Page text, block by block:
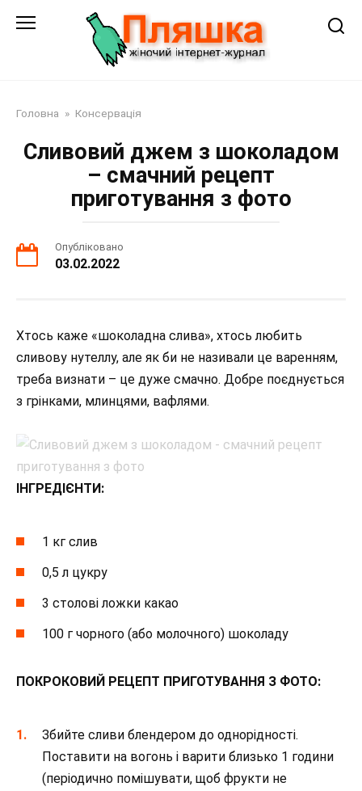
Головна » Консервація
Сливовий джем з шоколадом
– смачний рецепт
приготування з фото
Опубліковано
03.02.2022
Хтось каже «шоколадна слива», хтось любить
сливову нутеллу, але як би не називали це варенням,
треба визнати – це дуже смачно. Добре поєднується
з грінками, млинцями, вафлями.
ІНГРЕДІЄНТИ:
1 кг слив
0,5 л цукру
3 столові ложки какао
100 г чорного (або молочного) шоколаду
ПОКРОКОВИЙ РЕЦЕПТ ПРИГОТУВАННЯ З ФОТО:
Збийте сливи блендером до однорідності.
Поставити на вогонь і варити близько 1 години
(періодично помішувати, щоб фрукти не